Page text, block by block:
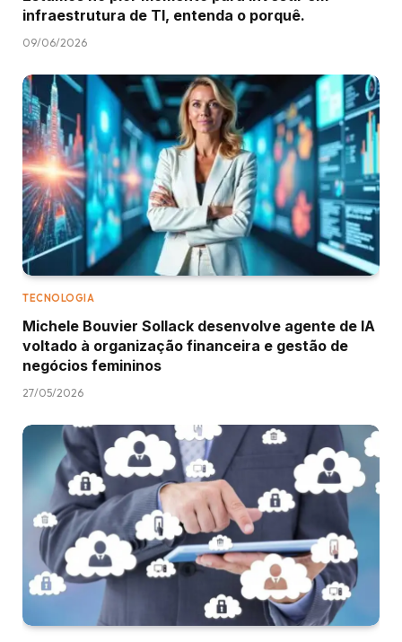
infraestrutura de TI, entenda o porquê.
09/06/2026
TECNOLOGIA
Michele Bouvier Sollack desenvolve agente de IA
voltado à organização financeira e gestão de
negócios femininos
27/05/2026